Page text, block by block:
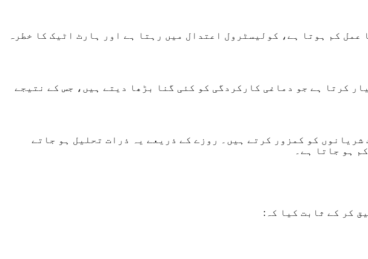
کم ہوتا ہے، کولیسٹرول اعتدال میں رہتا ہے اور ہارٹ اٹیک کا خطرہ
کرتا ہے جو دماغی کارکردگی کو کئی گنا بڑھا دیتے ہیں، جس کے نتیجے
کو کمزور کرتے ہیں۔ روزے کے ذریعے یہ ذرات تحلیل ہو جاتے
ہو جاتا ہے۔
کر کے ثابت کیا کہ: